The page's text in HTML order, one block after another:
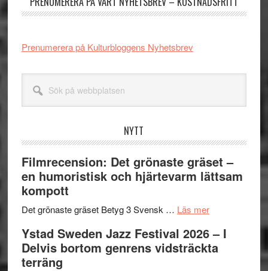
Prenumerera på Kulturbloggens Nyhetsbrev
webbplatsen
NYTT
Filmrecension: Det grönaste gräset –
en humoristisk och hjärtevarm lättsam
kompott
Det grönaste gräset Betyg 3 Svensk … Läs merom
Filmrecension:
Det
grönaste
Ystad Sweden Jazz Festival 2026 – I
Delvis bortom genrens vidsträckta
terräng